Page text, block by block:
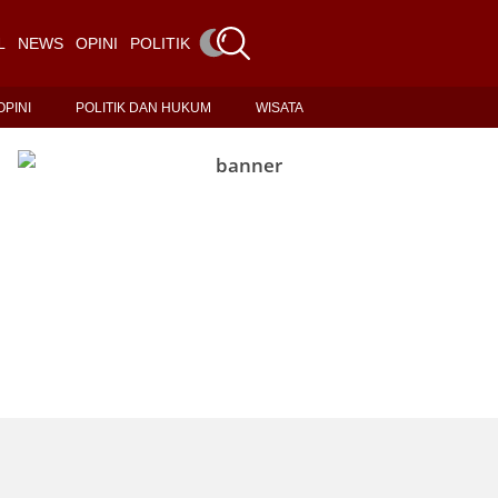
NEWS OPINI POLITIK DAN HUKUM
POLITIK DAN HUKUM WISATA